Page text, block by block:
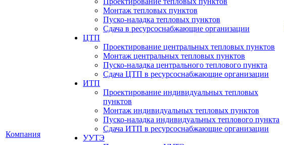
Компания
Монтаж тепловых пунктов
Пуско-наладка тепловых пунктов
Сдача в ресурсоснабжающие организации
ЦТП
Проектирование центральных тепловых пунктов
Монтаж центральных тепловых пунктов
Пуско-наладка центрального теплового пункта
Сдача ЦТП в ресурсоснабжающие организации
ИТП
Проектирование индивидуальных тепловых
пунктов
Монтаж индивидуальных тепловых пунктов
Пуско-наладка индивидуальных теплового пункта
Сдача ИТП в ресурсоснабжающие организации
УУТЭ